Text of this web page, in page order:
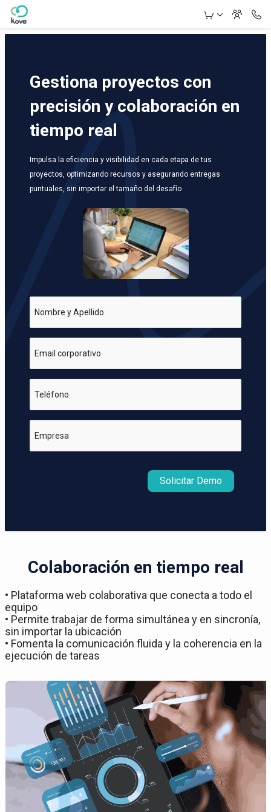
Skip to Main Content
Gestiona proyectos con
precisión y colaboración en
tiempo real
Impulsa la eficiencia y visibilidad en cada etapa de tus
proyectos, optimizando recursos y asegurando entregas
puntuales, sin importar el tamaño del desafío
Nombre y Apellido
Email corporativo
Teléfono
Empresa
Solicitar Demo
Colaboración en tiempo real
• Plataforma web colaborativa que conecta a todo el
equipo
• Permite trabajar de forma simultánea y en sincronía,
sin importar la ubicación
• Fomenta la comunicación fluida y la coherencia en la
ejecución de tareas